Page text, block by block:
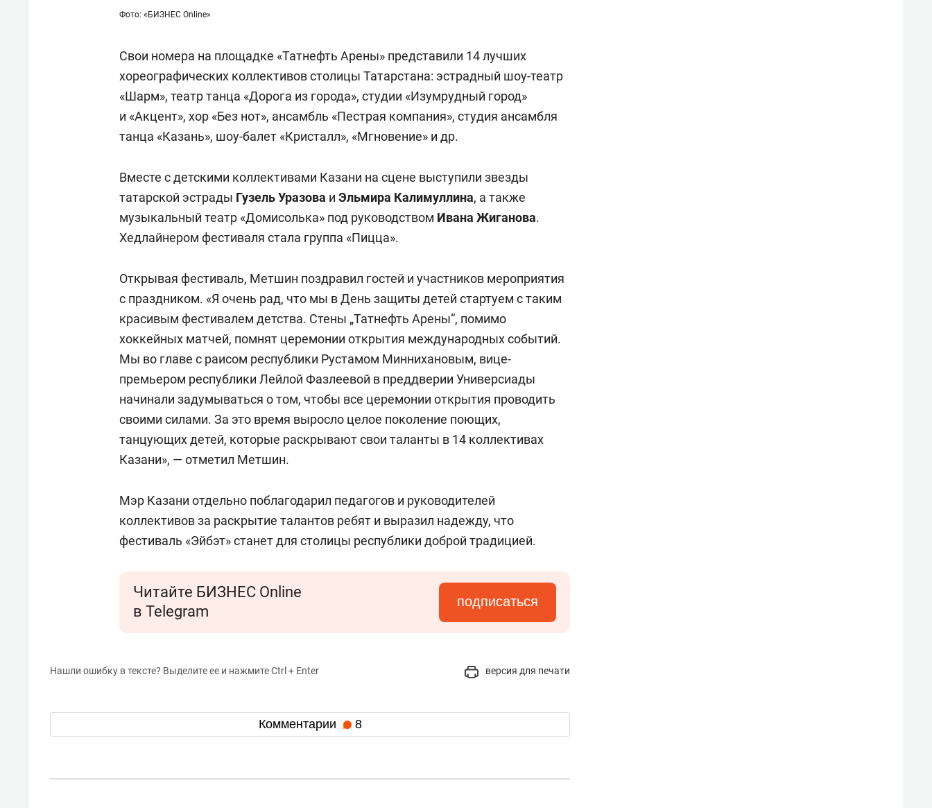
Фото: «БИЗНЕС Online»
Свои номера на площадке «Татнефть Арены» представили 14 лучших
хореографических коллективов столицы Татарстана: эстрадный шоу-театр
«Шарм», театр танца «Дорога из города», студии «Изумрудный город»
и «Акцент», хор «Без нот», ансамбль «Пестрая компания», студия ансамбля
танца «Казань», шоу-балет «Кристалл», «Мгновение» и др.
Вместе с детскими коллективами Казани на сцене выступили звезды
татарской эстрады Гузель Уразова и Эльмира Калимуллина, а также
музыкальный театр «Домисолька» под руководством Ивана Жиганова.
Хедлайнером фестиваля стала группа «Пицца».
Открывая фестиваль, Метшин поздравил гостей и участников мероприятия
с праздником. «Я очень рад, что мы в День защиты детей стартуем с таким
красивым фестивалем детства. Стены „Татнефть Арены“, помимо
хоккейных матчей, помнят церемонии открытия международных событий.
Мы во главе с раисом республики Рустамом Миннихановым, вице-
премьером республики Лейлой Фазлеевой в преддверии Универсиады
начинали задумываться о том, чтобы все церемонии открытия проводить
своими силами. За это время выросло целое поколение поющих,
танцующих детей, которые раскрывают свои таланты в 14 коллективах
Казани», — отметил Метшин.
Мэр Казани отдельно поблагодарил педагогов и руководителей
коллективов за раскрытие талантов ребят и выразил надежду, что
фестиваль «Эйбэт» станет для столицы республики доброй традицией.
Читайте БИЗНЕС Online
в Telegram
подписаться
Нашли ошибку в тексте? Выделите ее и нажмите Ctrl + Enter версия для печати
Комментарии 8